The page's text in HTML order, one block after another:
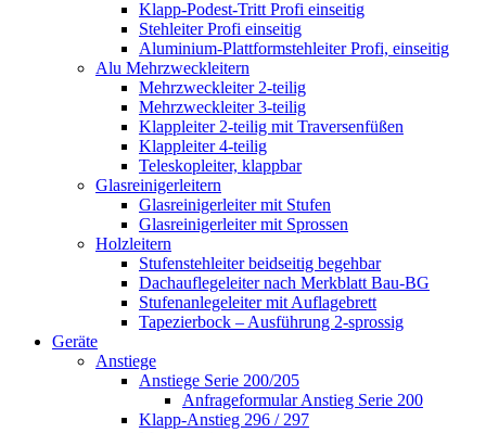
Klapp-Podest-Tritt Profi einseitig
Stehleiter Profi einseitig
Aluminium-Plattformstehleiter Profi, einseitig
Alu Mehrzweckleitern
Mehrzweckleiter 2-teilig
Mehrzweckleiter 3-teilig
Klappleiter 2-teilig mit Traversenfüßen
Klappleiter 4-teilig
Teleskopleiter, klappbar
Glasreinigerleitern
Glasreinigerleiter mit Stufen
Glasreinigerleiter mit Sprossen
Holzleitern
Stufenstehleiter beidseitig begehbar
Dachauflegeleiter nach Merkblatt Bau-BG
Stufenanlegeleiter mit Auflagebrett
Tapezierbock – Ausführung 2-sprossig
Geräte
Anstiege
Anstiege Serie 200/205
Anfrageformular Anstieg Serie 200
Klapp-Anstieg 296 / 297